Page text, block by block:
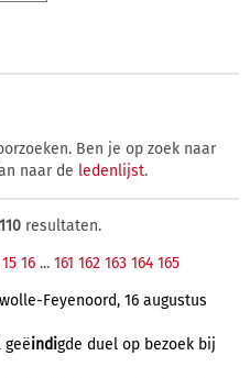
Ben je op zoek naar
naar de ledenlijst.
resultaten.
15 16 ... 161 162 163 164 165
Feyenoord, 16 augustus
geëindigde duel op bezoek bij